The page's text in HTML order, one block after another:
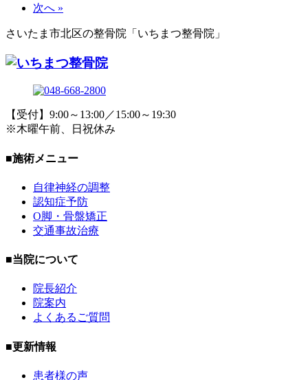
次へ »
さいたま市北区の整骨院「いちまつ整骨院」
【受付】9:00～13:00／15:00～19:30
※木曜午前、日祝休み
■施術メニュー
自律神経の調整
認知症予防
O脚・骨盤矯正
交通事故治療
■当院について
院長紹介
院案内
よくあるご質問
■更新情報
患者様の声